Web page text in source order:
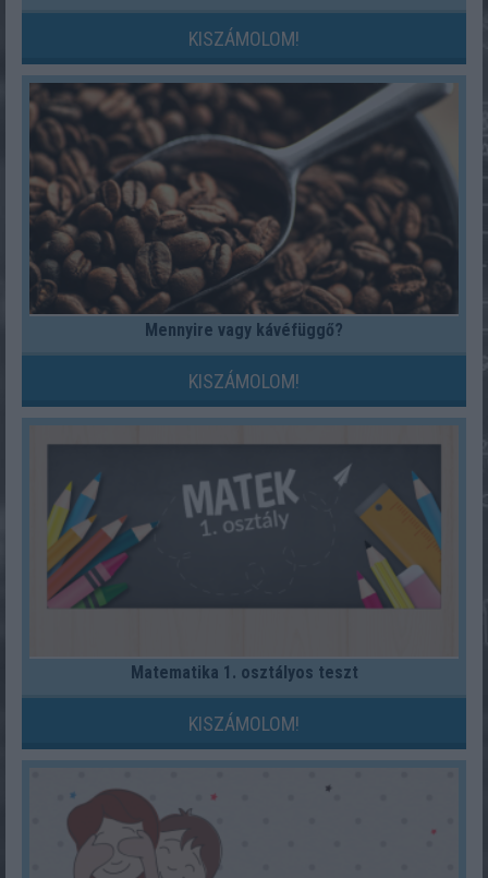
KISZÁMOLOM!
Mennyire vagy kávéfüggő?
KISZÁMOLOM!
Matematika 1. osztályos teszt
KISZÁMOLOM!